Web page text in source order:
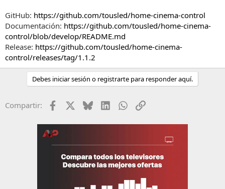
GitHub: https://github.com/tousled/home-cinema-control
Documentación: https://github.com/tousled/home-cinema-
control/blob/develop/README.md
Release: https://github.com/tousled/home-cinema-
control/releases/tag/1.1.2
Debes iniciar sesión o registrarte para responder aquí.
Compartir: Facebook BlueskyLinkedInWhatsApp
Enlace